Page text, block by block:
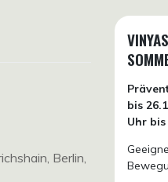
Berlin,
bis
Uhr